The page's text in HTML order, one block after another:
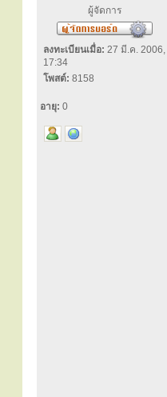
ผู้จัดการ
ลงทะเบียนเมื่อ: 27 มี.ค. 2006,
17:34
โพสต์: 8158
อายุ: 0